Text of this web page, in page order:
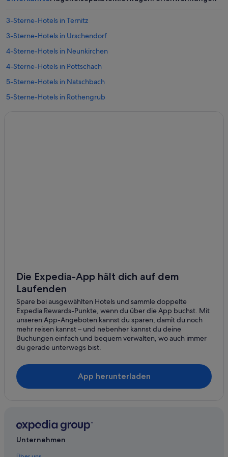
3-Sterne-Hotels in Ternitz
3-Sterne-Hotels in Urschendorf
4-Sterne-Hotels in Neunkirchen
4-Sterne-Hotels in Pottschach
5-Sterne-Hotels in Natschbach
5-Sterne-Hotels in Rothengrub
Flatz Hotels
Grafenbach-Sankt Valentin Hotels
Private Ferienhäuser in Grafenbach-Sankt Valentin
Loipersbach Hotels
Private Ferienhäuser in Mollram
Natschbach-Loipersbach Hotels
Chalets in Neunkirchen
Gasthäuser in Neunkirchen
Die Expedia-App hält dich auf dem
Laufenden
Spare bei ausgewählten Hotels und sammle doppelte
Expedia Rewards-Punkte, wenn du über die App buchst. Mit
unseren App-Angeboten kannst du sparen, damit du noch
mehr reisen kannst – und nebenher kannst du deine
Buchungen einfach und bequem verwalten, wo auch immer
du gerade unterwegs bist.
App herunterladen
Unternehmen